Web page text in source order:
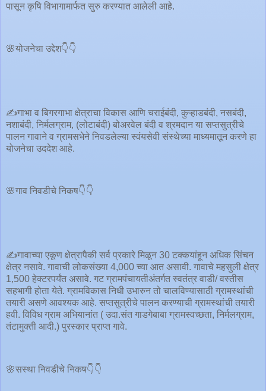
पासून कृषि विभागामार्फत सुरु करण्यात आलेली आहे.
🌸योजनेचा उद्देश👇👇
✍️गाभा व बिगरगाभा क्षेत्राचा विकास आणि चराईबंदी, कुऱ्हाडबंदी, नसबंदी,
नशाबंदी, निर्मलग्राम, (लोटाबंदी) बोअरवेल बंदी व श्रमदान या सप्तसुत्रीचे
पालन गावाने व ग्रामसभेने निवडलेल्या स्वंयसेवी संस्थेच्या माध्यमातून करणे हा
योजनेचा उददेश आहे.
🌸गाव निवडीचे निकष👇👇
✍️गावाच्या एकूण क्षेत्रापैकी सर्व प्रकारे मिळून 30 टक्कयांहून अधिक सिंचन
क्षेत्र नसावे. गावाची लोकसंख्या 4,000 च्या आत असावी. गावाचे महसुली क्षेत्र
1,500 हेक्टरपर्यंत असावे. गट ग्रामपंचायतीअंतर्गत स्वतंत्र वाडी/ वस्तीस
सहभागी होता येते. ग्रामविकास निधी उभारुन तो चालविण्यासाठी ग्रामस्थांची
तयारी असणे आवश्यक आहे. सप्तसुत्रीचे पालन करण्याची ग्रामस्थांची तयारी
हवी. विविध ग्राम अभियानांत ( उदा.संत गाडगेबाबा ग्रामस्वच्छता, निर्मलग्राम,
तंटामुक्ती आदी.) पुरस्कार प्राप्त गावे.
🌸सस्था निवडीचे निकष👇👇